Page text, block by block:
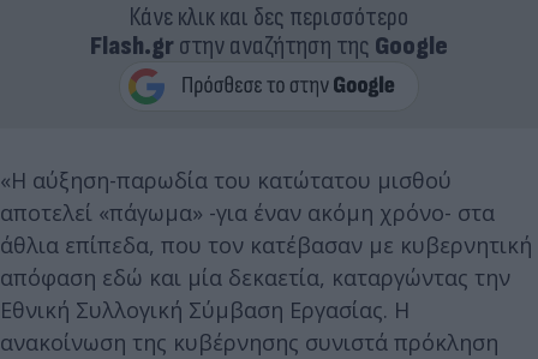
Κάνε κλικ και δες περισσότερο
Flash.grστην αναζήτηση της Google
«Η αύξηση-παρωδία του κατώτατου μισθού
αποτελεί «πάγωμα» -για έναν ακόμη χρόνο- στα
άθλια επίπεδα, που τον κατέβασαν με κυβερνητική
απόφαση εδώ και μία δεκαετία, καταργώντας την
Εθνική Συλλογική Σύμβαση Εργασίας. Η
ανακοίνωση της κυβέρνησης συνιστά πρόκληση